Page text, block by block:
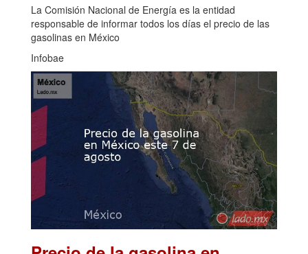
La Comisión Nacional de Energía es la entidad
responsable de informar todos los días el precio de las
gasolinas en México
Infobae